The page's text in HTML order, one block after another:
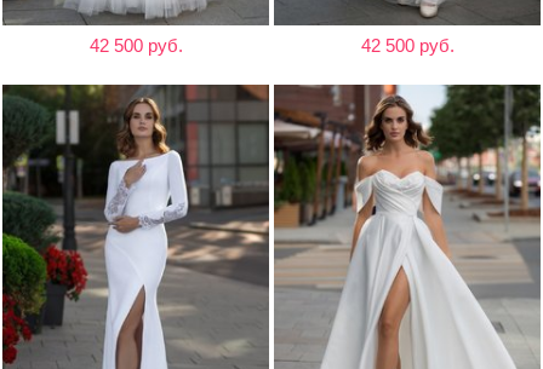
42 500 руб. 42 500 руб.